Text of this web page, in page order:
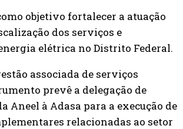
objetivo fortalecer a atuação
dos serviços e
elétrica no Distrito Federal.
associada de serviços
prevê a delegação de
Aneel à Adasa para a execução de
relacionadas ao setor